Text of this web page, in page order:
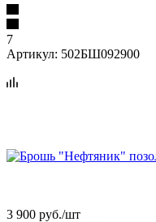
7
Артикул: 502БШ092900
3 900 руб./шт